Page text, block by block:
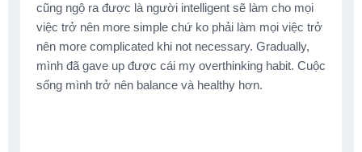
cũng ngộ ra được là người intelligent sẽ làm cho mọi
việc trở nên more simple chứ ko phải làm mọi việc trở
nên more complicated khi not necessary. Gradually,
mình đã gave up được cái my overthinking habit. Cuộc
sống mình trở nên balance và healthy hơn.